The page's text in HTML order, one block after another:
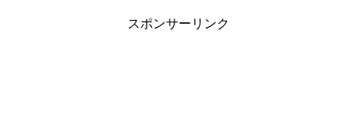
スポンサーリンク